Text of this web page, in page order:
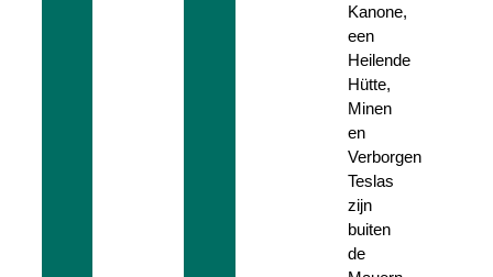
Kanone,
een
Heilende
Hütte,
Minen
en
Verborgen
Teslas
zijn
buiten
de